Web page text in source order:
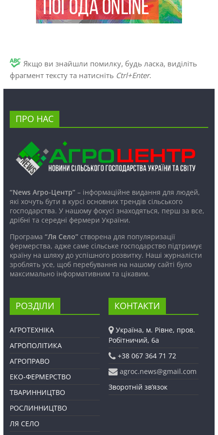
Якщо ви знайшли помилку, будь ласка, виділіть
фрагмент тексту та натисніть Ctrl+Enter.
ПРО НАС
“News Агро-Центр”– інформаційне видання для людей,
які хочуть бути в курсі основних трендів сільського
господарства. У нашому фокусі знаходяться, перш за все,
дрібні та середні фермери України.
Програма “Ля Село”створена для популяризації
фермерства, адже саме сільське господарство підтримує
країну на шляху до успішного розвитку. Наші журналісти
зроблять усе, щоб перебування на нашому сайті було
максимально інформативним та цікавим.
РОЗДІЛИ
АГРОТЕХНІКА
АГРОПОЛІТИКА
АГРОПРАВО
ЕКО-ФЕРМЕРСТВО
ТВАРИННИЦТВО
РОСЛИННИЦТВО
ЛЯ СЕЛО
КОНТАКТИ
Україна, м. Рівне, пров.
Робітничий, 6а
+38 067 364 71 72
agroc.news@gmail.com
Зворотній зв’язок